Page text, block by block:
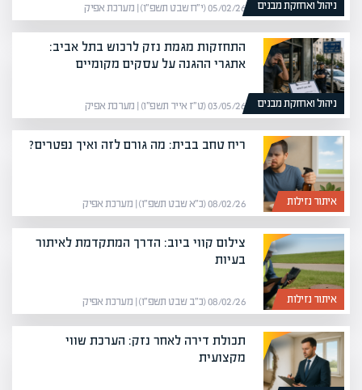
ניהול ואחזקת מבנים 05/02/26 (י״ח שבט תשפ״ו) | מערכת אפיק
ניהול ואחזקת מבנים
התחזקות מגמת נזק לרכוש בתל אביב:
אתגרי ההגנה על עסקים מקומיים
03/05/26 (ט״ז אייר תשפ״ו) | מערכת אפיק
איתור נזילות
ריח טחב בבית: מה גורם לזה ואיך נפטרים?
08/02/26 (כ״א שבט תשפ״ו) | מערכת אפיק
איתור נזילות
צילום קווי ביוב: הדרך המתקדמת לאיתור
בעיות
08/02/26 (כ״ב שבט תשפ״ו) | מערכת אפיק
תכולת דירה לאחר נזק: הערכת שווי
מקצועית